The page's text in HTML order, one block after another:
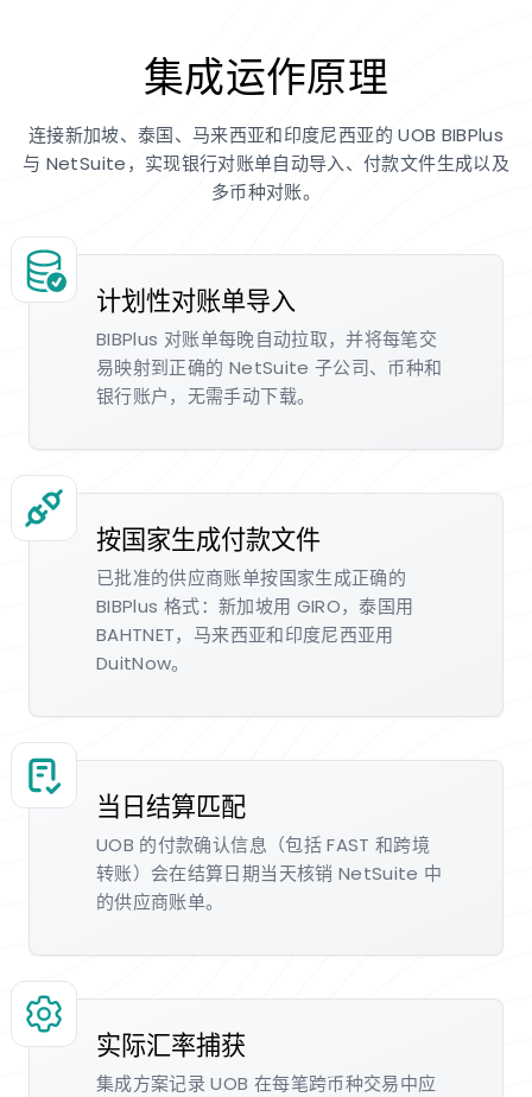
集成运作原理
连接新加坡、泰国、马来西亚和印度尼西亚的 UOB BIBPlus
与 NetSuite，实现银行对账单自动导入、付款文件生成以及
多币种对账。
计划性对账单导入
BIBPlus 对账单每晚自动拉取，并将每笔交
易映射到正确的 NetSuite 子公司、币种和
银行账户，无需手动下载。
按国家生成付款文件
已批准的供应商账单按国家生成正确的
BIBPlus 格式：新加坡用 GIRO，泰国用
BAHTNET，马来西亚和印度尼西亚用
DuitNow。
当日结算匹配
UOB 的付款确认信息（包括 FAST 和跨境
转账）会在结算日期当天核销 NetSuite 中
的供应商账单。
实际汇率捕获
集成方案记录 UOB 在每笔跨币种交易中应